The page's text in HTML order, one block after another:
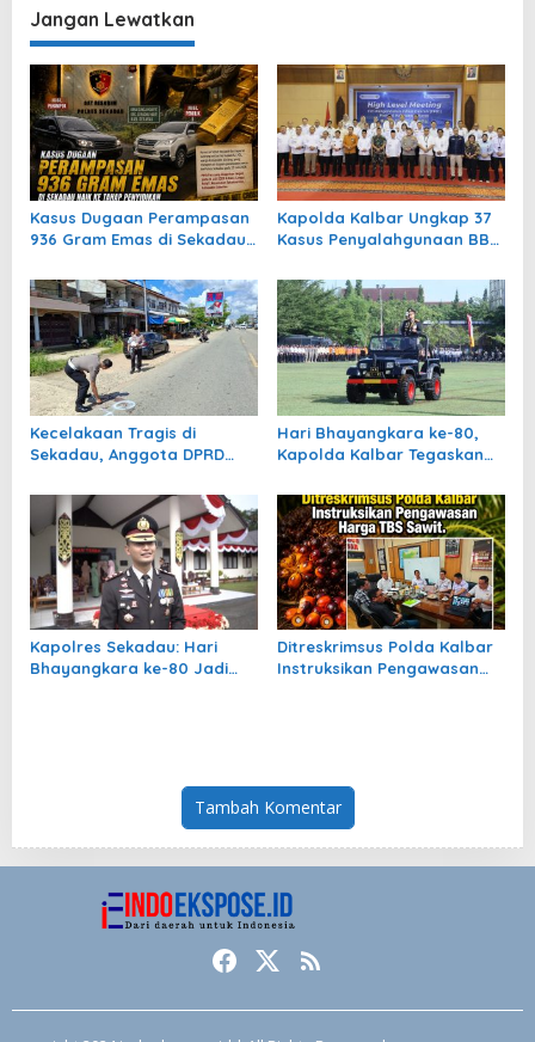
a
s
p
o
s
Jangan Lewatkan
Kasus Dugaan Perampasan
936 Gram Emas di Sekadau
Kapolda Kalbar Ungkap 37
Kasus Penyalahgunaan BBM
Bawang Selama Juli 2026
Kecelakaan Tragis di
Sekadau, Anggota DPRD
TKP
Hari Bhayangkara ke-80,
Kapolda Kalbar Tegaskan
Masyarakat”
Kapolres Sekadau: Hari
Bhayangkara ke-80 Jadi
Ditreskrimsus Polda Kalbar
Instruksikan Pengawasan
Tambah Komentar